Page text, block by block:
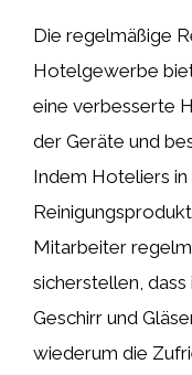
Die regelmäßige
Hotelgewerbe
eine verbesserte
der Geräte und
Indem Hoteliers
Mitarbeiter
sicherstellen,
Geschirr und
wiederum die